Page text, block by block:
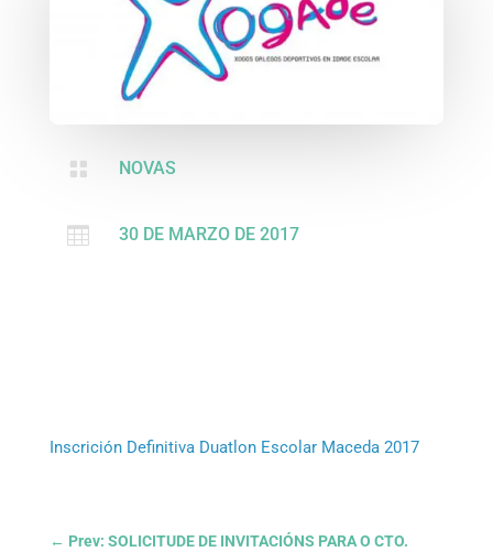
 NOVAS
 30 DE MARZO DE 2017
Inscrición Definitiva Duatlon Escolar Maceda 2017
← Prev: SOLICITUDE DE INVITACIÓNS PARA O CTO.